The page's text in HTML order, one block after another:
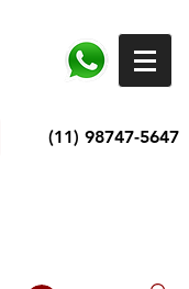
(11) 98747-5647